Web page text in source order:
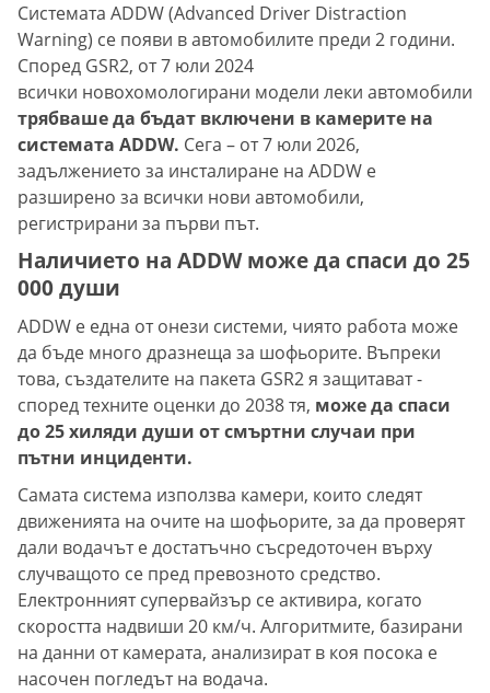
Системата ADDW (Advanced Driver Distraction
Warning) се появи в автомобилите преди 2 години.
Според GSR2, от 7 юли 2024
всички новохомологирани модели леки автомобили
трябваше да бъдат включени в камерите на
системата ADDW. Сега – от 7 юли 2026,
задължението за инсталиране на ADDW е
разширено за всички нови автомобили,
регистрирани за първи път.
Наличието на ADDW може да спаси до 25
000 души
ADDW е една от онези системи, чиято работа може
да бъде много дразнеща за шофьорите. Въпреки
това, създателите на пакета GSR2 я защитават -
според техните оценки до 2038 тя, може да спаси
до 25 хиляди души от смъртни случаи при
пътни инциденти.
Самата система използва камери, които следят
движенията на очите на шофьорите, за да проверят
дали водачът е достатъчно съсредоточен върху
случващото се пред превозното средство.
Електронният супервайзър се активира, когато
скоростта надвиши 20 км/ч. Алгоритмите, базирани
на данни от камерата, анализират в коя посока е
насочен погледът на водача.